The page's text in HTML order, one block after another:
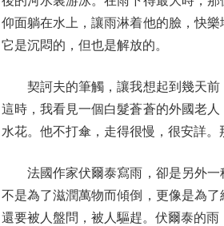
仰面躺在水上，讓雨淋着他的臉，快
它是沉悶的，但也是解放的。
契訶夫的筆觸，讓我想起到幾天前
這時，我看見一個白髮蒼蒼的外國老
水花。他不打傘，走得很慢，很安詳
法國作家伏爾泰寫雨，卻是另外一
不是為了滋潤萬物而傾倒，更像是為
還要被人盤問，被人驅趕。伏爾泰的雨